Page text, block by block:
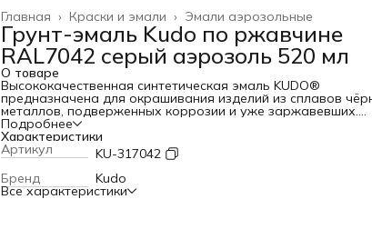
Эмали аэрозольные
Краски и эмали ›
Главная ›
Грунт-эмаль Kudo по ржавчине
RAL7042 серый аэрозоль 520 мл
О товаре
Высококачественная синтетическая эмаль KUDO®
предназначена для окрашивания изделий из сплавов
металлов, подверженных коррозии и уже заржавевших.
Благодаря сочетанию свойств нейтрализатора коррозии,
грунта и декоративной эмали (3 в 1) позволяет
сократить время, необходимое для получения защитного
покрытия.
Подробнее
Характеристики
Артикул
KU-317042
Бренд
Kudo
Все характеристики